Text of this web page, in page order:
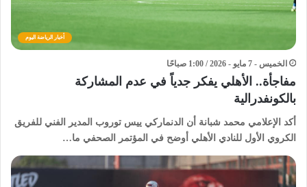
أخبار الرياضة اليوم
الخميس - 7 مايو - 2026 / 1:00 صباحًا
مفاجأة.. الأهلي يفكر جدياً في عدم المشاركة
بالكونفدرالية
أكد الإعلامي محمد شبانة أن الدنماركي ييس توروب المدير الفني للفريق
الكروي الأول للنادي الأهلي أوضح في المؤتمر الصحفي ما…